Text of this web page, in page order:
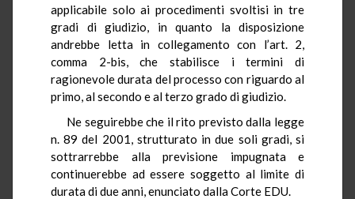
applicabile solo ai procedimenti svoltisi in tre
gradi di giudizio, in quanto la disposizione
andrebbe letta in collegamento con l’art. 2,
comma 2-bis, che stabilisce i termini di
ragionevole durata del processo con riguardo al
primo, al secondo e al terzo grado di giudizio.
Ne seguirebbe che il rito previsto dalla legge
n. 89 del 2001, strutturato in due soli gradi, si
sottrarrebbe alla previsione impugnata e
continuerebbe ad essere soggetto al limite di
durata di due anni, enunciato dalla Corte EDU.